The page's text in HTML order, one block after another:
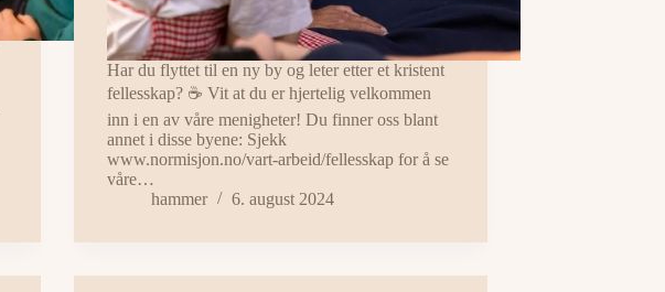
Har du flyttet til en ny by og leter etter et kristent
fellesskap? ☕️ Vit at du er hjertelig velkommen
inn i en av våre menigheter! Du finner oss blant
annet i disse byene: Sjekk
www.normisjon.no/vart-arbeid/fellesskap for å se
våre…
hammer
6. august 2024